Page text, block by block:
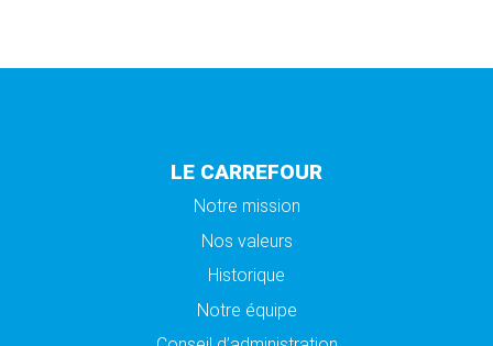
LE CARREFOUR
Notre mission
Nos valeurs
Historique
Notre équipe